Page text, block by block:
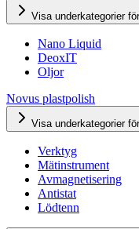
Visa underkategorier
Nano Liquid
DeoxIT
Oljor
Novus plastpolish
Visa underkategorier
Verktyg
Mätinstrument
Avmagnetisering
Antistat
Lödtenn